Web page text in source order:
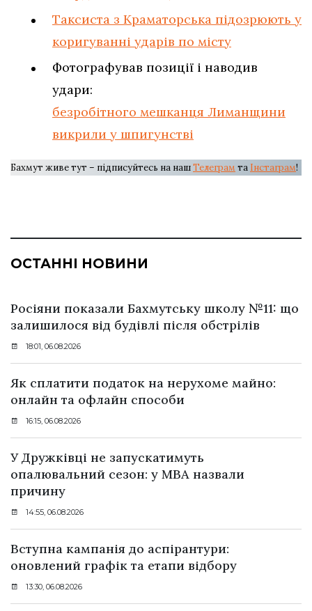
Таксиста з Краматорська підозрюють у
коригуванні ударів по місту
Фотографував позиції і наводив
удари:
безробітного мешканця Лиманщини
викрили у шпигунстві
Бахмут живе тут – підписуйтесь на нашТелеграм та Інстаграм!
ОСТАННІ НОВИНИ
Росіяни показали Бахмутську школу №11: що
залишилося від будівлі після обстрілів
18:01, 06.08.2026
Як сплатити податок на нерухоме майно:
онлайн та офлайн способи
16:15, 06.08.2026
У Дружківці не запускатимуть
опалювальний сезон: у МВА назвали
причину
14:55, 06.08.2026
Вступна кампанія до аспірантури:
оновлений графік та етапи відбору
13:30, 06.08.2026